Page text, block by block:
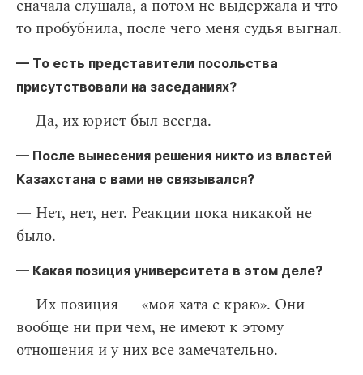
сначала слушала, а потом не выдержала и что-
то пробубнила, после чего меня судья выгнал.
— То есть представители посольства
присутствовали на заседаниях?
— Да, их юрист был всегда.
— После вынесения решения никто из властей
Казахстана с вами не связывался?
— Нет, нет, нет. Реакции пока никакой не
было.
— Какая позиция университета в этом деле?
— Их позиция — «моя хата с краю». Они
вообще ни при чем, не имеют к этому
отношения и у них все замечательно.